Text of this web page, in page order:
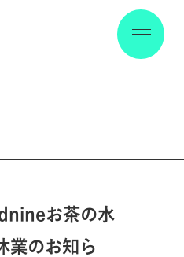
お茶の水
のお知ら